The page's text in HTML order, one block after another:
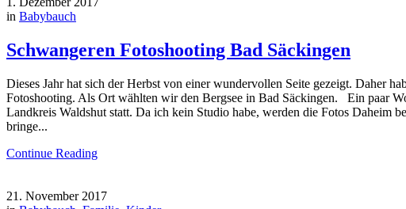
in Babybauch
Schwangeren Fotoshooting Bad Säckingen
Dieses Jahr hat sich der Herbst von einer wundervollen Seite gezeigt. Daher
Fotoshooting. Als Ort wählten wir den Bergsee in Bad Säckingen. Ein paar
Landkreis Waldshut statt. Da ich kein Studio habe, werden die Fotos Daheim
bringe...
Continue Reading
21. November 2017